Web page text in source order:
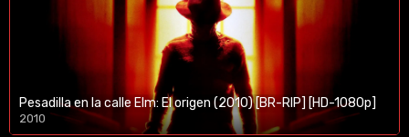
Pesadilla en la calle Elm: El origen (2010) [BR-RIP] [HD-1080p]
2010
1080p/720p